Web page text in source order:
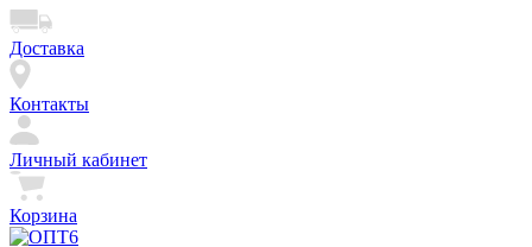
Доставка
Контакты
Личный кабинет
Корзина